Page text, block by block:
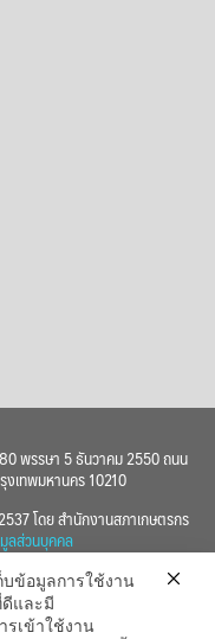
พรรษา 5 ธันวาคม 2550 ถนน
เทพมหานคร 10210
โดย สำนักงานสภาเกษตรกร
ลส่วนบุคคล
บข้อมูลการใช้งาน
ดีและมี
รเข้าใช้งาน